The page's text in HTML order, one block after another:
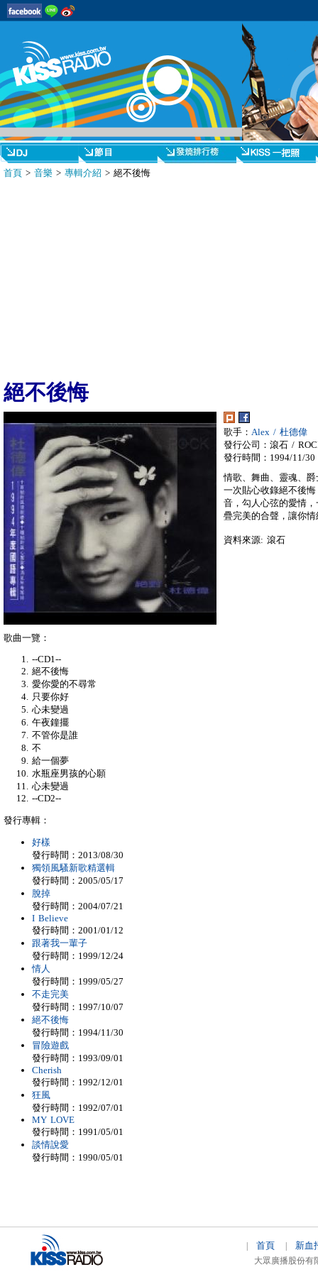
首頁 > 音樂 > 專輯介紹 > 絕不後悔
絕不後悔
歌手： Alex / 杜德偉
發行公司：滾石 /
發行時間：1994/11/30
情歌、舞曲、靈魂、
一次貼心收錄絕不後
音，勾人心弦的愛情
疊完美的合聲，讓你
資料來源: 滾石
歌曲一覽：
--CD1--
絕不後悔
愛你愛的不尋常
只要你好
心未變過
午夜鐘擺
不管你是誰
不
給一個夢
水瓶座男孩的心願
心未變過
--CD2--
發行專輯：
好樣
發行時間：2013/08/30
獨領風騷新歌精選輯
發行時間：2005/05/17
脫掉
發行時間：2004/07/21
I Believe
發行時間：2001/01/12
跟著我一輩子
發行時間：1999/12/24
情人
發行時間：1999/05/27
不走完美
發行時間：1997/10/07
絕不後悔
發行時間：1994/11/30
冒險遊戲
發行時間：1993/09/01
Cherish
發行時間：1992/12/01
狂風
發行時間：1992/07/01
MY LOVE
發行時間：1991/05/01
談情說愛
發行時間：1990/05/01
首頁 新血
大眾廣播股份有